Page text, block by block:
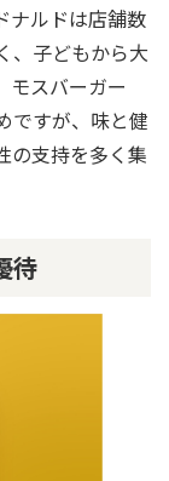
ナルドは店舗数
、子どもから大
モスバーガー
ですが、味と健
の支持を多く集
待